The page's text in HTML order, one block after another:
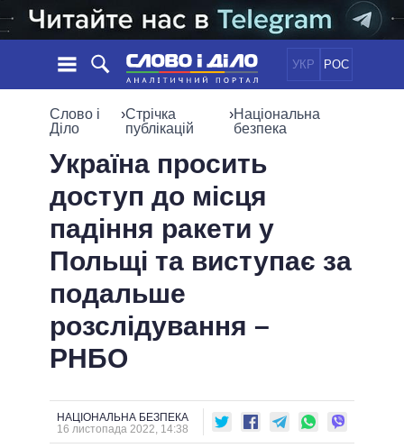
УКР РОС
НОВИНИ
СТРІЧКА
ПОДІЇ
СТАТТІ
ДУМКИ
ОГЛЯДИ
ДАЙДЖЕСТИ
СУСПІЛЬСТВО
СВІТ
ПОЛIТИКИ
УСІ ПОЛІТИКИ
ПРЕЗИДЕНТ І ОФІС
ВЕРХОВНА РАДА
КАБІНЕТ МІНІСТРІВ
ГОЛОВИ ОБЛАДМІНІСТРАЦІЙ
МЕРИ МІСТ
ІНФОГРАФІКА
ВІДЕО
ПОРІВНЯННЯ ПОЛІТИКІВ
Слово і
Діло
›Стрічка
публікацій
›Національна
безпека
Україна просить
доступ до місця
падіння ракети у
Польщі та виступає за
подальше
розслідування –
РНБО
НАЦІОНАЛЬНА БЕЗПЕКА
16 листопада 2022, 14:38